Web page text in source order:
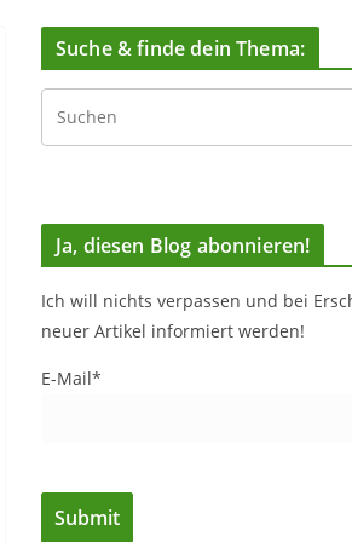
Suche & finde dein Thema:
Ja, diesen Blog abonnieren!
Ich will nichts verpassen und bei
neuer Artikel informiert werden!
E-Mail*